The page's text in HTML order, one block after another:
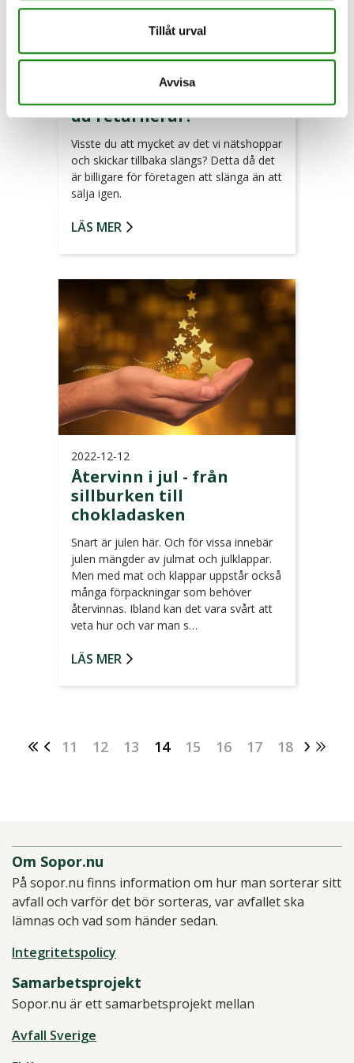
Tillåt urval
Avvisa
du returnerar?
Visste du att mycket av det vi nätshoppar
och skickar tillbaka slängs? Detta då det
är billigare för företagen att slänga än att
sälja igen.
LÄS MER
2022-12-12
Återvinn i jul - från
sillburken till
chokladasken
Snart är julen här. Och för vissa innebär
julen mängder av julmat och julklappar.
Men med mat och klappar uppstår också
många förpackningar som behöver
återvinnas. Ibland kan det vara svårt att
veta hur och var man s…
LÄS MER
11 12 13 14 15 16 17 18
Om Sopor.nu
På sopor.nu finns information om hur man sorterar sitt
avfall och varför det bör sorteras, var avfallet ska
lämnas och vad som händer sedan.
Integritetspolicy
Samarbetsprojekt
Sopor.nu är ett samarbetsprojekt mellan
Avfall Sverige